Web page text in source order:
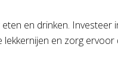
en drinken.
en zorg